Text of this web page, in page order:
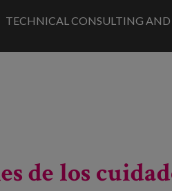
TECHNICAL CONSULTING
los